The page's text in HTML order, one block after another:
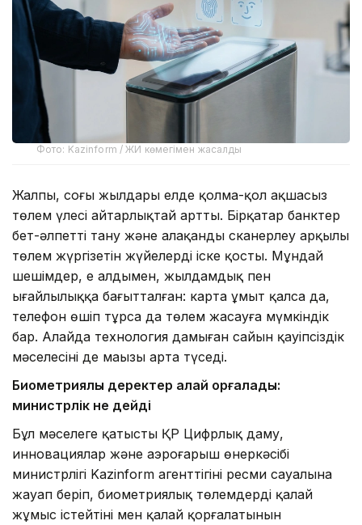
Фото: Kazinform / ЖИ көмегімен жасалды
Жалпы, соңғы жылдары елде қолма-қол ақшасыз
төлем үлесі айтарлықтай артты. Бірқатар банктер
бет-әлпетті тану және алақанды сканерлеу арқылы
төлем жүргізетін жүйелерді іске қосты. Мұндай
шешімдер, ең алдымен, жылдамдық пен
ыңғайлылыққа бағытталған: карта ұмыт қалса да,
телефон өшіп тұрса да төлем жасауға мүмкіндік
бар. Алайда технология дамыған сайын қауіпсіздік
мәселесінің де маңызы арта түседі.
Биометриялық деректер қалай қорғалады:
министрлік не дейді
Бұл мәселеге қатысты ҚР Цифрлық даму,
инновациялар және аэроғарыш өнеркәсібі
министрлігі Kazinform агенттігінің ресми сауалына
жауап беріп, биометриялық төлемдердің қалай
жұмыс істейтіні мен қалай қорғалатынын